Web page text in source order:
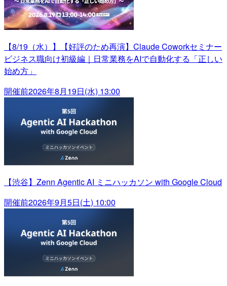
【8/19（水）】【好評のため再演】Claude Coworkセミナー
ビジネス職向け初級編｜日常業務をAIで自動化する「正しい
始め方」
開催前2026年8月19日(水) 13:00
【渋谷】Zenn Agentic AI ミニハッカソン with Google Cloud
開催前2026年9月5日(土) 10:00